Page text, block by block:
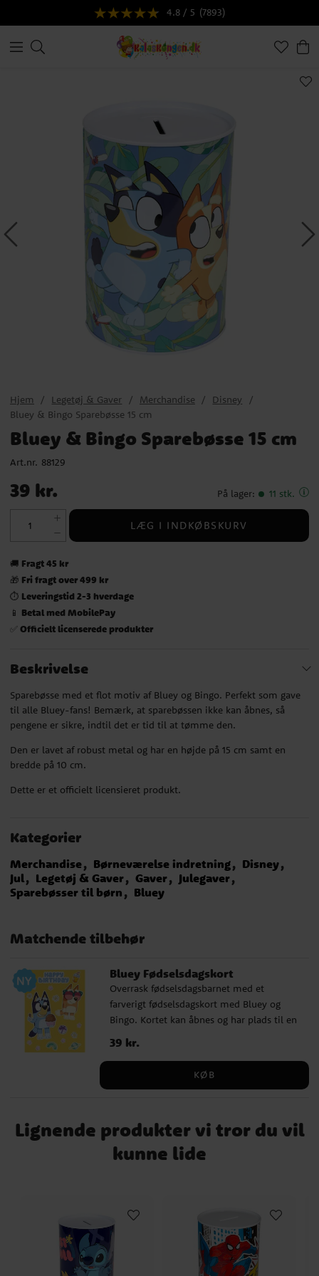
4.8 / 5 (7893)
Hjem Legetøj & Gaver Merchandise
Disney
Bluey & Bingo Sparebøsse 15 cm
Bluey & Bingo Sparebøsse 15 cm
Art.nr. 88129
Pris: 39 kr.
39 kr. På lager: 11 stk.
LÆG I INDKØBSKURV
🚚 Fragt 45 kr
🎁 Fri fragt over 499 kr
⏱️ Leveringstid 2-3 hverdage
📱 Betal med MobilePay
✅ Officielt licenserede produkter
Beskrivelse
Sparebøsse med et flot motiv af Bluey og Bingo. Perfekt som gave
til alle Bluey-fans! Bemærk, at sparebøssen ikke kan åbnes, så
pengene er sikre, indtil det er tid til at tømme den.
Den er lavet af robust metal og har en højde på 15 cm samt en
bredde på 10 cm.
Dette er et officielt licensieret produkt.
Kategorier
Merchandise Børneværelse indretning
Disney
Jul
Legetøj & Gaver Gaver
Julegaver
Sparebøsser til børn
Bluey
Matchende tilbehør
Bluey Fødselsdagskort
Overrask fødselsdagsbarnet med et
farverigt fødselsdagskort med Bluey og
Bingo. Kortet kan åbnes og har plads til en
personlig hilsen på indersiden. En hvid
kuvert medfølger. ✓ Kan åbnes til en
✓ Størrelse: 17 x 12 cm
Pris:39 kr.
39 kr.
KØB
Lignende produkter vi tror du vil
kunne lide